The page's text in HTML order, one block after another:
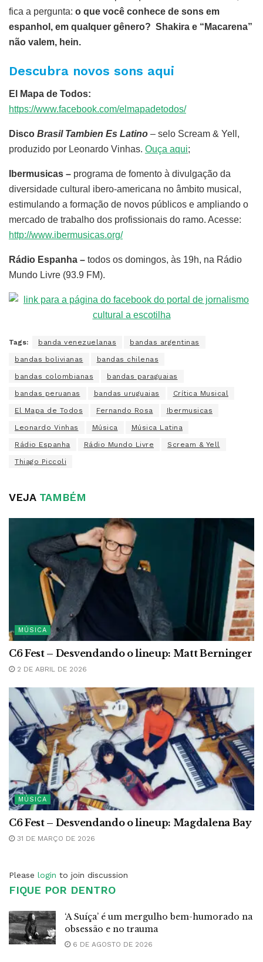
fica a pergunta: o que você conhece de sons em
espanhol, em qualquer gênero? Shakira e “Macarena”
não valem, hein.
Descubra novos sons aqui
El Mapa de Todos:
https://www.facebook.com/elmapadetodos/
Disco Brasil Tambien Es Latino – selo Scream & Yell,
produzido por Leonardo Vinhas. Ouça aqui;
Ibermusicas – programa de fomento à divulgação da
diversidade cultural ibero-americana no âmbito musical,
estimulando a formação de novos públicos e ampliando o
mercado de trabalho dos profissionais do ramo. Acesse:
http://www.ibermusicas.org/
Rádio Espanha – todos os domingos, às 19h, na Rádio
Mundo Livre (93.9 FM).
Tags: banda venezuelanas bandas argentinas
bandas bolivianas bandas chilenas
bandas colombianas bandas paraguaias
bandas peruanas bandas uruguaias Crítica Musical
El Mapa de Todos Fernando Rosa Ibermusicas
Leonardo Vinhas Música Música Latina
Rádio Espanha Rádio Mundo Livre Scream & Yell
Thiago Piccoli
VEJATAMBÉM
MÚSICA
C6 Fest – Desvendando o lineup: Matt Berninger
2 DE ABRIL DE 2026
MÚSICA
C6 Fest – Desvendando o lineup: Magdalena Bay
31 DE MARÇO DE 2026
Please login to join discussion
FIQUE POR DENTRO
‘A Suíça’ é um mergulho bem-humorado na
obsessão e no trauma
6 DE AGOSTO DE 2026